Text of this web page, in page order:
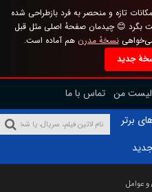
تازه و منحصر به فرد بازطراحی شده
بگرد 😊 چیدمان صفحهٔ اصلی مثل قبل
می‌خواهینسخهٔ مدرن هم آماده است.
جدید
لیست من تماس با ما
برتر
و عوامل